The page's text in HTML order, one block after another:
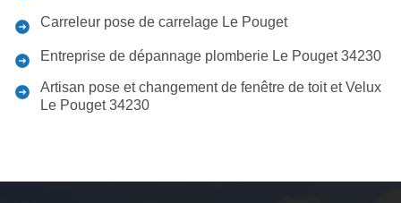
Carreleur pose de carrelage Le Pouget
Entreprise de dépannage plomberie Le Pouget 34230
Artisan pose et changement de fenêtre de toit et Velux
Le Pouget 34230